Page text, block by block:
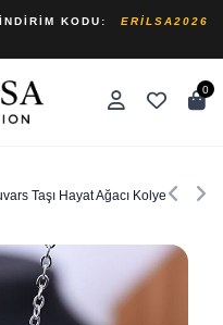
KODU:
ERILSA2026
0
Taşı Hayat Ağacı Kolye